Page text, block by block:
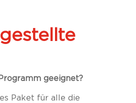
geeignet?
Paket für alle die